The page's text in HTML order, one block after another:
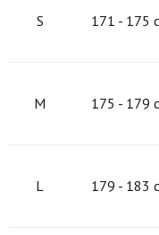
S 171 - 175
M 175 - 179
L 179 - 183